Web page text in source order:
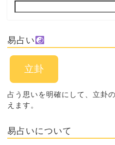
易占い
立卦
占う思いを明確にして、立卦
えます。
易占いについて